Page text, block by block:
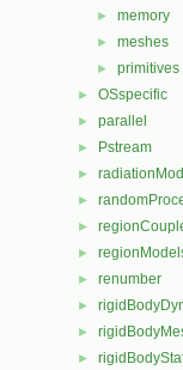
► memory
► meshes
► primitives
► OSspecific
► parallel
► Pstream
►
►
►
►
► renumber
►
►
►